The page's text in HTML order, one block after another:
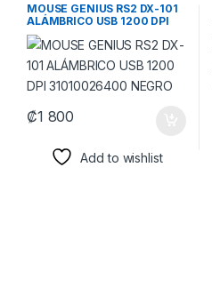
MOUSE GENIUS RS2 DX-101
ALÁMBRICO USB 1200 DPI
31010026400 NEGRO
₡1 800
Add to wishlist